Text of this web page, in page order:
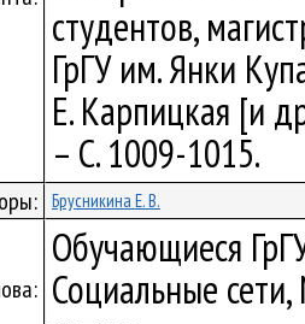
студентов,
ГрГУ им. Янки
Е. Карпицкая [и
– С. 1009-1015.
Брусникина Е. В.
Обучающиеся
Социальные